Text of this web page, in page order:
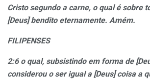
Cristo segundo a carne, o qual é sobre
[Deus] bendito eternamente. Amém.
FILIPENSES
2:6 o qual, subsistindo em forma de
considerou o ser igual a [Deus] coisa a